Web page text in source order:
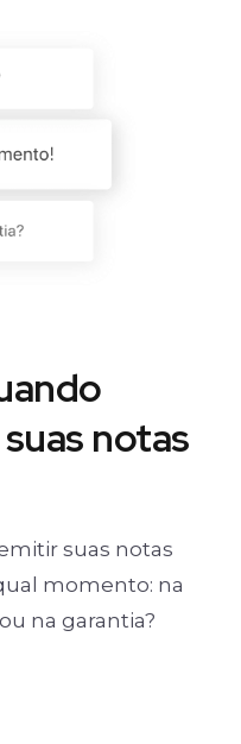
notas
suas notas
momento: na
na garantia?